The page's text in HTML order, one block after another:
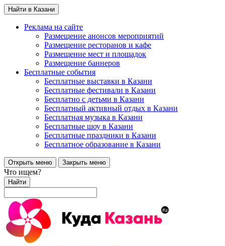
Найти в Казани
Реклама на сайте
Размещение анонсов мероприятий
Размещение ресторанов и кафе
Размещение мест и площадок
Размещение баннеров
Бесплатные события
Бесплатные выставки в Казани
Бесплатные фестивали в Казани
Бесплатно с детьми в Казани
Бесплатный активный отдых в Казани
Бесплатная музыка в Казани
Бесплатные шоу в Казани
Бесплатные праздники в Казани
Бесплатное образование в Казани
Открыть меню Закрыть меню
Что ищем?
Найти